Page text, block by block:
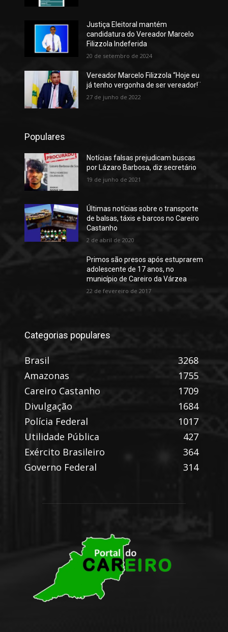
Justiça Eleitoral mantém
candidatura do Vereador Marcelo
Filizzola Indeferida
20 de setembro de 2024
Vereador Marcelo Filizzola “Hoje eu
já tenho vergonha de ser vereador!¨
27 de junho de 2022
Populares
Notícias falsas prejudicam buscas
por Lázaro Barbosa, diz secretário
19 de junho de 2021
Últimas notícias sobre o transporte
de balsas, táxis e barcos no Careiro
Castanho
2 de abril de 2020
Primos são presos após estuprarem
adolescente de 17 anos, no
município de Careiro da Várzea
22 de fevereiro de 2017
Categorias populares
Brasil
3268
Amazonas
1755
Careiro Castanho
1709
Divulgação
1684
Polícia Federal
1017
Utilidade Pública
427
Exército Brasileiro
364
Governo Federal
314